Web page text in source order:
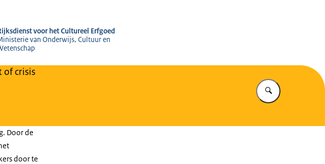
voor het Cultureel Erfgoed
van Onderwijs, Cultuur en
of crisis
Vul in wat u
Door de
door te